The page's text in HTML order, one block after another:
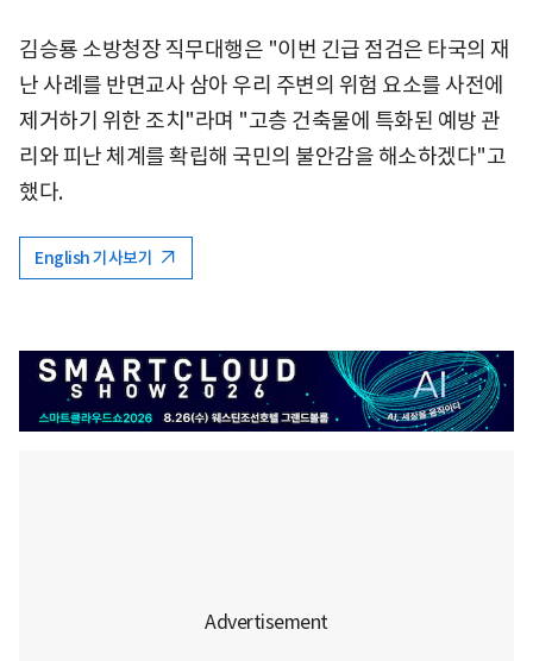
김승룡 소방청장 직무대행은 "이번 긴급 점검은 타국의 재
난 사례를 반면교사 삼아 우리 주변의 위험 요소를 사전에
제거하기 위한 조치"라며 "고층 건축물에 특화된 예방 관
리와 피난 체계를 확립해 국민의 불안감을 해소하겠다"고
했다.
English 기사보기